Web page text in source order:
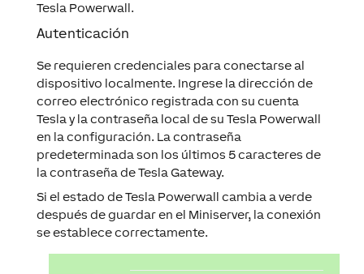
Tesla Powerwall.
Autenticación
Se requieren credenciales para conectarse al
dispositivo localmente. Ingrese la dirección de
correo electrónico registrada con su cuenta
Tesla y la contraseña local de su Tesla Powerwall
en la configuración. La contraseña
predeterminada son los últimos 5 caracteres de
la contraseña de Tesla Gateway.
Si el estado de Tesla Powerwall cambia a verde
después de guardar en el Miniserver, la conexión
se establece correctamente.